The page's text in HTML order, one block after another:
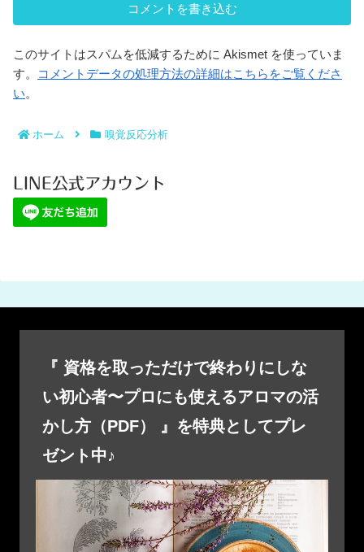
コメントを書き込む
このサイトはスパムを低減するために Akismet を使っていま
す。
コメントデータの処理方法の詳細はこちらをご覧くださ
い。
ホーム 嗅覚反応分析
LINE公式アカウント
『 資格を取っただけで終わりにしな
い初心者〜プロにも使えるアロマの活
かし方（PDF） 』を特典としてプレ
ゼント中♪